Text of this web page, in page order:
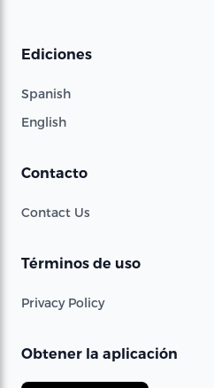
Ediciones
Spanish
English
Contacto
Contact Us
Términos de uso
Privacy Policy
Obtener la aplicación